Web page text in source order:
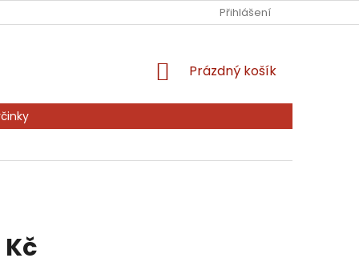
PRODÁVANÉ ZNAČKY NAPIŠTE NÁM
Přihlášení
NÁKUPNÍ
Prázdný košík